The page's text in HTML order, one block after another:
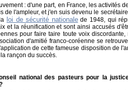
: d'une part, en France, les activités
de l'ampleur, et j'en suis devenu le
loi de sécurité nationale de 1948, qui
et la réunification et sont ainsi accusés
pour faire taire toute voix
d'amitié franco-coréenne se
de cette fameuse disposition de
rançon du succès.
national des pasteurs pour la